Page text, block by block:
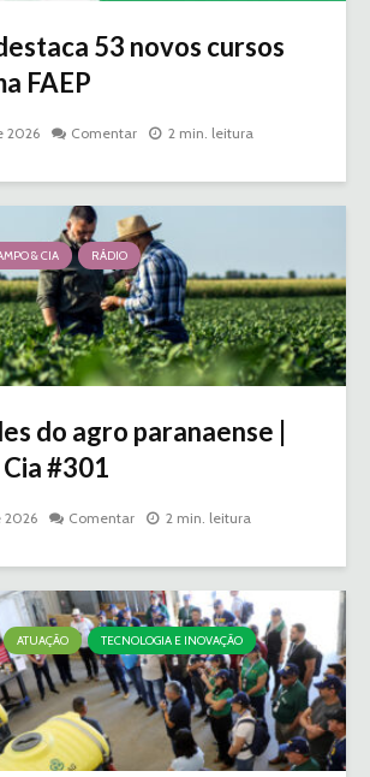
53 novos cursos
FAEP
2026 Comentar 2 min. leitura
& CIA RÁDIO
do agro paranaense |
#301
2026 Comentar 2 min. leitura
ATUAÇÃO TECNOLOGIA E INOVAÇÃO